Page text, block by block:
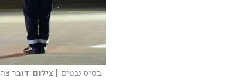
בסיס נבטים. | צילום:דובר